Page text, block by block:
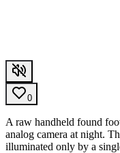
0
A raw handheld found
analog camera at night.
illuminated only by a